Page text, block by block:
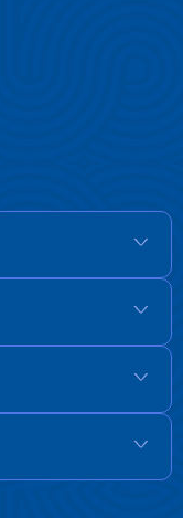
+
+
+
+